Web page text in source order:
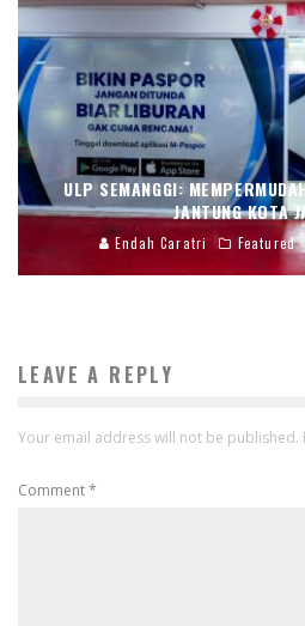
ULP SEMANGGI:
JANTUNG KOTA
Endah Caratri Featured
LEAVE A REPLY
Your email address will not be published.
Comment*